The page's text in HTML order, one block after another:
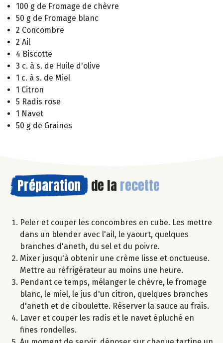
100 g de Fromage de chèvre
50 g de Fromage blanc
2 Concombre
2 Ail
4 Biscotte
3 c. à s. de Huile d'olive
1 c. à s. de Miel
1 Citron
5 Radis rose
1 Navet
50 g de Graines
Préparation de la recette
Peler et couper les concombres en cube. Les mettre
dans un blender avec l'ail, le yaourt, quelques
branches d'aneth, du sel et du poivre.
Mixer jusqu'à obtenir une crème lisse et onctueuse.
Mettre au réfrigérateur au moins une heure.
Pendant ce temps, mélanger le chèvre, le fromage
blanc, le miel, le jus d'un citron, quelques branches
d'aneth et de ciboulette. Réserver la sauce au frais.
Laver et couper les radis et le navet épluché en
fines rondelles.